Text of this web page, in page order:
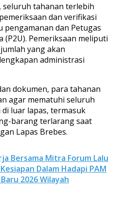
seluruh tahanan terlebih
dan verifikasi
pengamanan dan Petugas
(P2U). Pemeriksaan meliputi
yang akan
administrasi
dokumen, para tahanan
agar mematuhi seluruh
luar lapas, termasuk
barang terlarang saat
Lapas Brebes.
Bersama Mitra Forum Lalu
Dalam Hadapi PAM
2026 Wilayah